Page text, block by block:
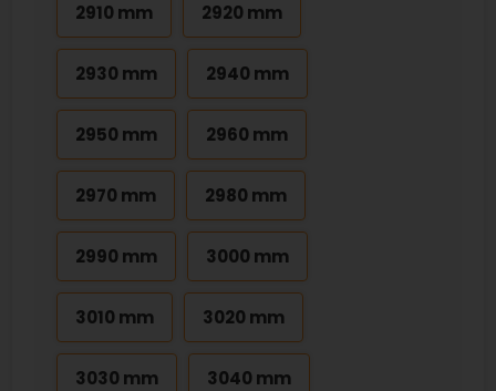
2910 mm 2920 mm
2930 mm 2940 mm
2950 mm 2960 mm
2970 mm 2980 mm
2990 mm 3000 mm
3010 mm 3020 mm
3030 mm 3040 mm